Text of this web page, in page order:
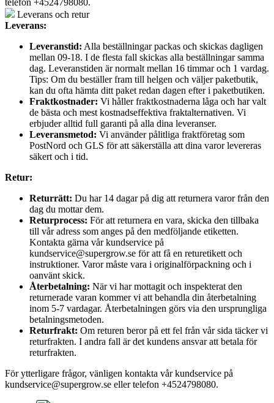
Leverans och retur
Leverans:
Leveranstid: Alla beställningar packas och skickas dagligen
mellan 09-18. I de flesta fall skickas alla beställningar samma
dag. Leveranstiden är normalt mellan 16 timmar och 1 vardag.
Tips: Om du beställer fram till helgen och väljer paketbutik,
kan du ofta hämta ditt paket redan dagen efter i paketbutiken.
Fraktkostnader: Vi håller fraktkostnaderna låga och har valt
de bästa och mest kostnadseffektiva fraktalternativen. Vi
erbjuder alltid full garanti på alla dina leveranser.
Leveransmetod: Vi använder pålitliga fraktföretag som
PostNord och GLS för att säkerställa att dina varor levereras
säkert och i tid.
Retur:
Returrätt: Du har 14 dagar på dig att returnera varor från den
dag du mottar dem.
Returprocess: För att returnera en vara, skicka den tillbaka
till vår adress som anges på den medföljande etiketten.
Kontakta gärna vår kundservice på
kundservice@supergrow.se för att få en returetikett och
instruktioner. Varor måste vara i originalförpackning och i
oanvänt skick.
Återbetalning: När vi har mottagit och inspekterat den
returnerade varan kommer vi att behandla din återbetalning
inom 5-7 vardagar. Återbetalningen görs via den ursprungliga
betalningsmetoden.
Returfrakt: Om returen beror på ett fel från vår sida täcker vi
returfrakten. I andra fall är det kundens ansvar att betala för
returfrakten.
För ytterligare frågor, vänligen kontakta vår kundservice på
kundservice@supergrow.se eller telefon +4524798080.